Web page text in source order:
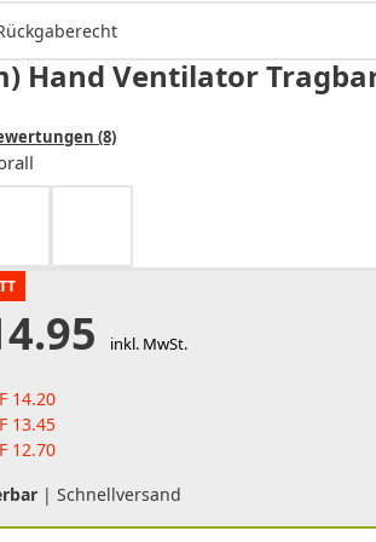
Hand Ventilator
(8)
inkl. MwSt.
14.20
13.45
12.70
| Schnellversand